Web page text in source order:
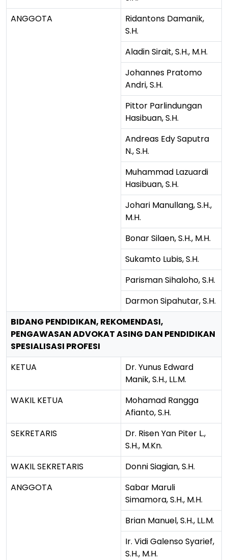
ANGGOTA
Ridantons Damanik,
S.H.
Aladin Sirait, S.H., M.H.
Johannes Pratomo
Andri, S.H.
Pittor Parlindungan
Hasibuan, S.H.
Andreas Edy Saputra
N., S.H.
Muhammad Lazuardi
Hasibuan, S.H.
Johari Manullang, S.H.,
M.H.
Bonar Silaen, S.H., M.H.
Sukamto Lubis, S.H.
Parisman Sihaloho, S.H.
Darmon Sipahutar, S.H.
BIDANG PENDIDIKAN, REKOMENDASI,
PENGAWASAN ADVOKAT ASING DAN PENDIDIKAN
SPESIALISASI PROFESI
KETUA
Dr. Yunus Edward
Manik, S.H., LL.M.
WAKIL KETUA
Mohamad Rangga
Afianto, S.H.
SEKRETARIS
Dr. Risen Yan Piter L.,
S.H., M.Kn.
WAKIL SEKRETARIS
Donni Siagian, S.H.
ANGGOTA
Sabar Maruli
Simamora, S.H., M.H.
Brian Manuel, S.H., LL.M.
Ir. Vidi Galenso Syarief,
S.H., M.H.